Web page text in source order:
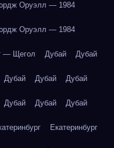
Оруэлл — 1984
Оруэлл — 1984
— Щегол Дубай Дубай
Дубай Дубай Дубай
Дубай Дубай Дубай
Екатеринбург